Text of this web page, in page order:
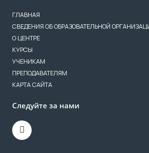
ГЛАВНАЯ
СВЕДЕНИЯ ОБ ОБРАЗОВАТЕЛЬНОЙ
О ЦЕНТРЕ
КУРСЫ
УЧЕНИКАМ
ПРЕПОДАВАТЕЛЯМ
КАРТА САЙТА
Следуйте за нами